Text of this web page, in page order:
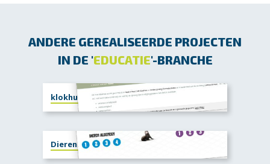
ANDERE GEREALISEERDE PROJECTEN
IN DE 'EDUCATIE'-BRANCHE
klokhuisduiven.nl
Dierenbeschermersspel